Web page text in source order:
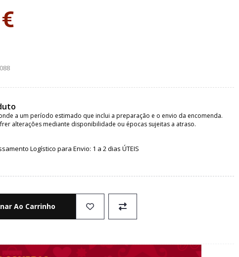
a um período estimado que inclui a preparação e o envio da encomenda.
alterações mediante disponibilidade ou épocas sujeitas a atraso.
Logístico para Envio: 1 a 2 dias ÚTEIS
Ao Carrinho